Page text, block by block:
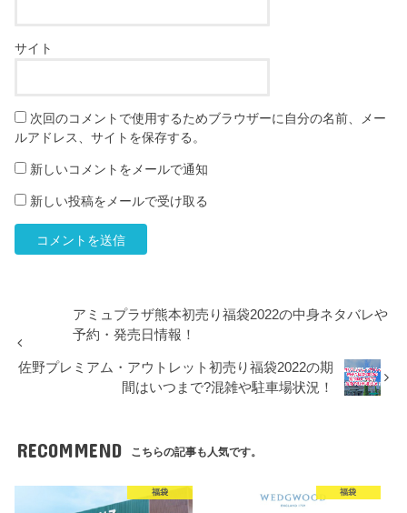
サイト
次回のコメントで使用するためブラウザーに自分の名前、メー
ルアドレス、サイトを保存する。
新しいコメントをメールで通知
新しい投稿をメールで受け取る
アミュプラザ熊本初売り福袋2022の中身ネタバレや
予約・発売日情報！
佐野プレミアム・アウトレット初売り福袋2022の期
間はいつまで?混雑や駐車場状況！
RECOMMEND こちらの記事も人気です。
福袋 福袋